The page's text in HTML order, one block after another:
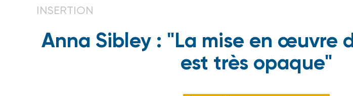
INSERTION
Anna Sibley : "La mise en œuvre
est très opaque"